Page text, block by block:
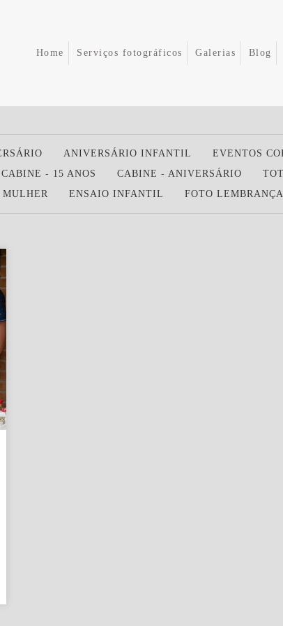
Home Serviços fotográficos Galerias Blog
ANIVERSÁRIO INFANTIL EVENTOS
CABINE - 15 ANOS
CABINE - ANIVERSÁRIO
ENSAIO INFANTIL FOTO LEMBRANÇA